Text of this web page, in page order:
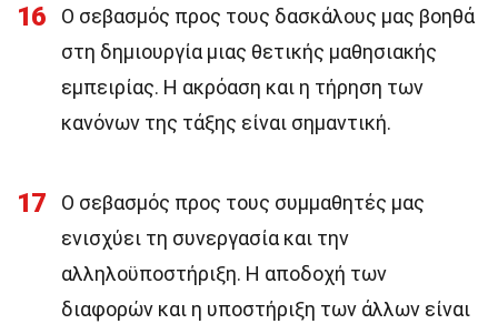
16
Ο σεβασμός προς τους δασκάλους μας βοηθά
στη δημιουργία μιας θετικής μαθησιακής
εμπειρίας. Η ακρόαση και η τήρηση των
κανόνων της τάξης είναι σημαντική.
17
Ο σεβασμός προς τους συμμαθητές μας
ενισχύει τη συνεργασία και την
αλληλοϋποστήριξη. Η αποδοχή των
διαφορών και η υποστήριξη των άλλων είναι